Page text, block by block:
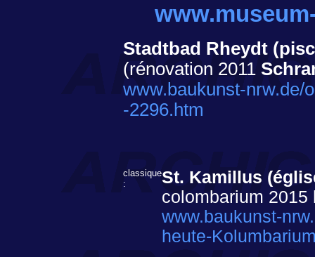
Stadtbad Rheydt
(rénovation 2011
www.baukunst-nrw.de/
-2296.htm
classique
:
St. Kamillus
colombarium 2015
www.baukunst-
heute-